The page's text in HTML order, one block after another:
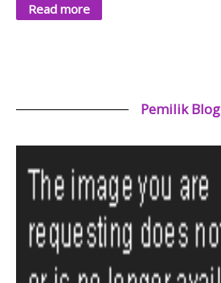
Read more
Pemilik Blog